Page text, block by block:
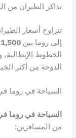
تذاكر الطيران من
تتراوح أسعار
إلى روما بين 1,500 و 3,500 ريال
الخطوط
الدوحة من أكثر
السياحة في روما
السياحة في روما
من المسافرين: